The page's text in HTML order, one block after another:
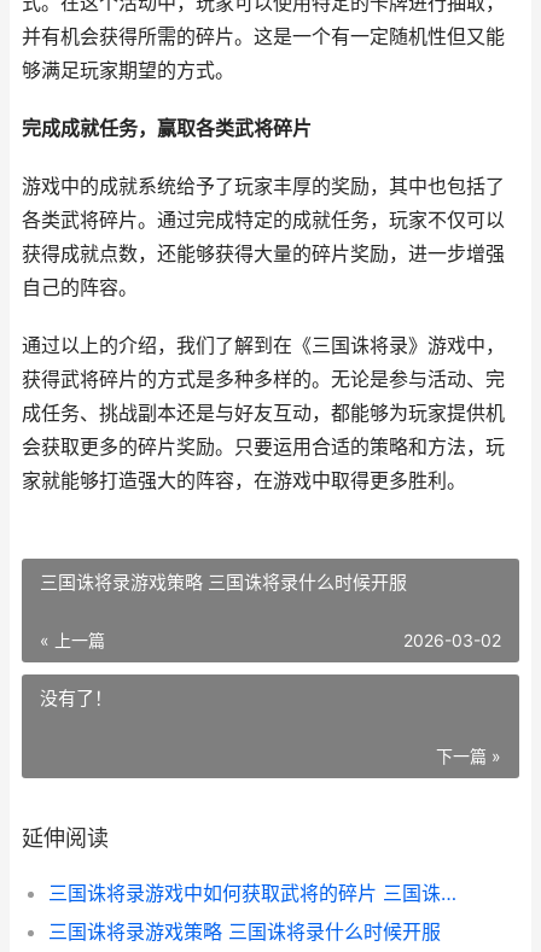
并有机会获得所需的碎片。这是一个有一定随机性但又能
够满足玩家期望的方式。
完成成就任务，赢取各类武将碎片
游戏中的成就系统给予了玩家丰厚的奖励，其中也包括了
各类武将碎片。通过完成特定的成就任务，玩家不仅可以
获得成就点数，还能够获得大量的碎片奖励，进一步增强
自己的阵容。
通过以上的介绍，我们了解到在《三国诛将录》游戏中，
获得武将碎片的方式是多种多样的。无论是参与活动、完
成任务、挑战副本还是与好友互动，都能够为玩家提供机
会获取更多的碎片奖励。只要运用合适的策略和方法，玩
家就能够打造强大的阵容，在游戏中取得更多胜利。
三国诛将录游戏策略 三国诛将录什么时候开服
« 上一篇 2026-03-02
没有了！
下一篇 »
延伸阅读
三国诛将录游戏中如何获取武将的碎片 三国诛将录公测时间
三国诛将录游戏策略 三国诛将录什么时候开服